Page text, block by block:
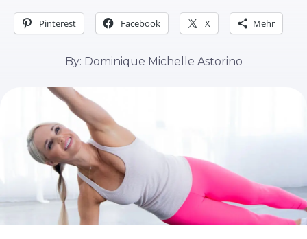
Pinterest Facebook X Mehr
By: Dominique Michelle Astorino